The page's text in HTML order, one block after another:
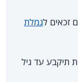
זכאים לגמלת
אחרי גיל 3 הזכאות תיקבע עד גיל